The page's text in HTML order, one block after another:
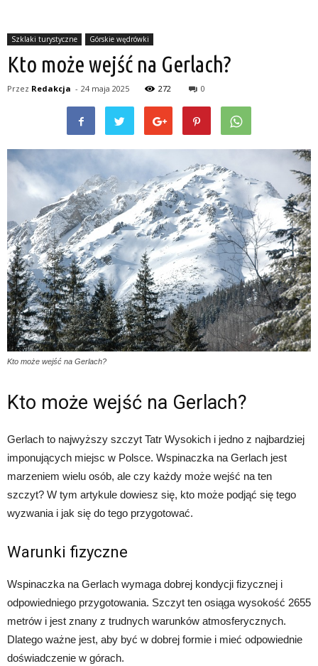
Szklaki turystyczne Górskie wędrówki
Kto może wejść na Gerlach?
Przez Redakcja - 24 maja 2025 272 0
Kto może wejść na Gerlach?
Kto może wejść na Gerlach?
Gerlach to najwyższy szczyt Tatr Wysokich i jedno z najbardziej
imponujących miejsc w Polsce. Wspinaczka na Gerlach jest
marzeniem wielu osób, ale czy każdy może wejść na ten
szczyt? W tym artykule dowiesz się, kto może podjąć się tego
wyzwania i jak się do tego przygotować.
Warunki fizyczne
Wspinaczka na Gerlach wymaga dobrej kondycji fizycznej i
odpowiedniego przygotowania. Szczyt ten osiąga wysokość 2655
metrów i jest znany z trudnych warunków atmosferycznych.
Dlatego ważne jest, aby być w dobrej formie i mieć odpowiednie
doświadczenie w górach.